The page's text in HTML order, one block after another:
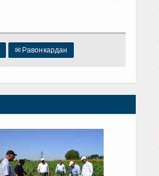
✉ Равон кардан